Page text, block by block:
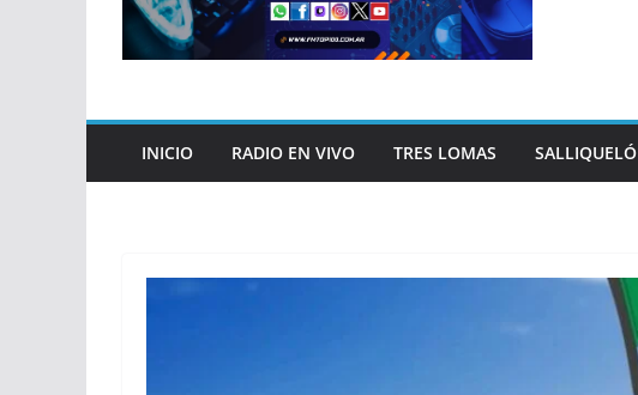
INICIO RADIO EN VIVO TRES LOMAS SALLIQUELÓ